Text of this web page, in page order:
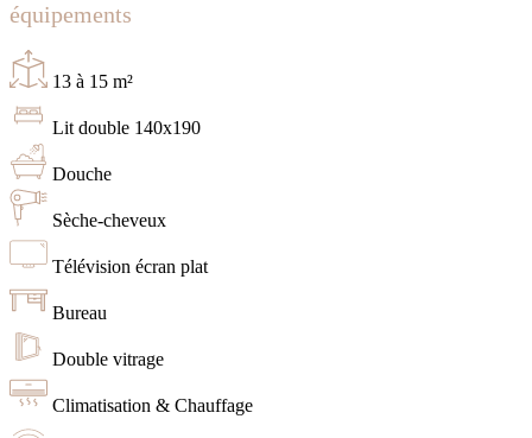
équipements
13 à 15 m²
Lit double 140x190
Douche
Sèche-cheveux
Télévision écran plat
Bureau
Double vitrage
Climatisation & Chauffage